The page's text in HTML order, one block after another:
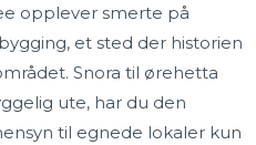
opplever smerte på
et sted der historien
Snora til ørehetta
ute, har du den
til egnede lokaler kun